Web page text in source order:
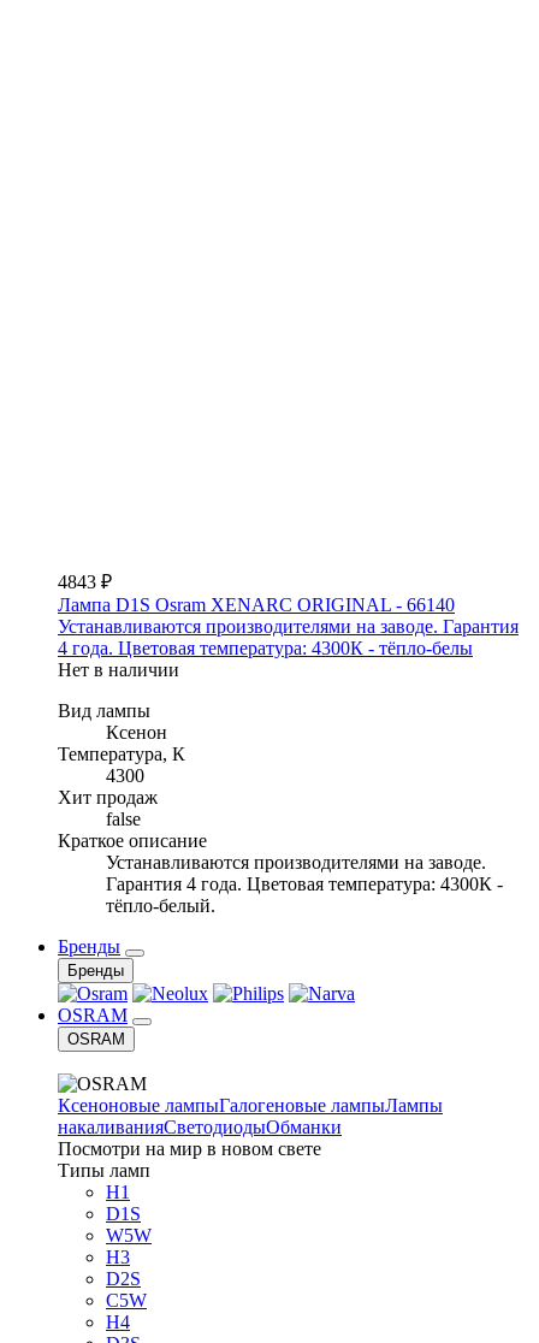
4843 ₽
Лампа D1S Osram XENARC ORIGINAL - 66140
Устанавливаются производителями на заводе. Гарантия
4 года. Цветовая температура: 4300К - тёпло-белы
Нет в наличии
Вид лампы
Ксенон
Температура, К
4300
Хит продаж
false
Краткое описание
Устанавливаются производителями на заводе.
Гарантия 4 года. Цветовая температура: 4300К -
тёпло-белый.
Бренды
Бренды
OSRAM
OSRAM
Ксеноновые лампыГалогеновые лампыЛампы
накаливанияСветодиодыОбманки
Посмотри на мир в новом свете
Типы ламп
H1
D1S
W5W
H3
D2S
C5W
H4